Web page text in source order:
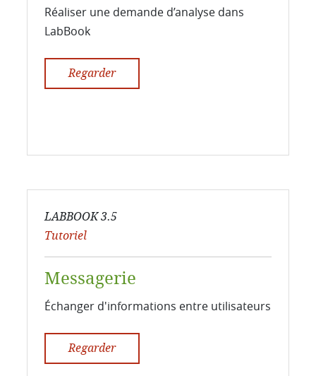
Réaliser une demande d’analyse dans
LabBook
Regarder
LABBOOK 3.5
Tutoriel
Messagerie
Échanger d'informations entre utilisateurs
Regarder